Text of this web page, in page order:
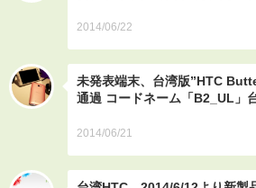
2014/06/22
未発表端末、台湾版”HTC
通過 コードネーム「B2_UL」
2014/06/21